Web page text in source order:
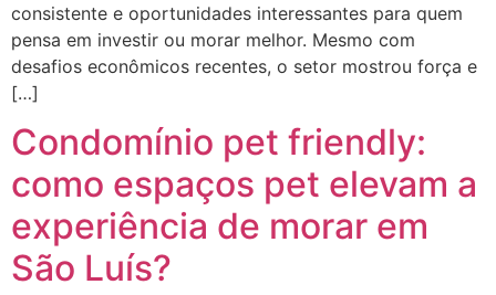
consistente e oportunidades interessantes para quem
pensa em investir ou morar melhor. Mesmo com
desafios econômicos recentes, o setor mostrou força e
[…]
Condomínio pet friendly:
como espaços pet elevam a
experiência de morar em
São Luís?